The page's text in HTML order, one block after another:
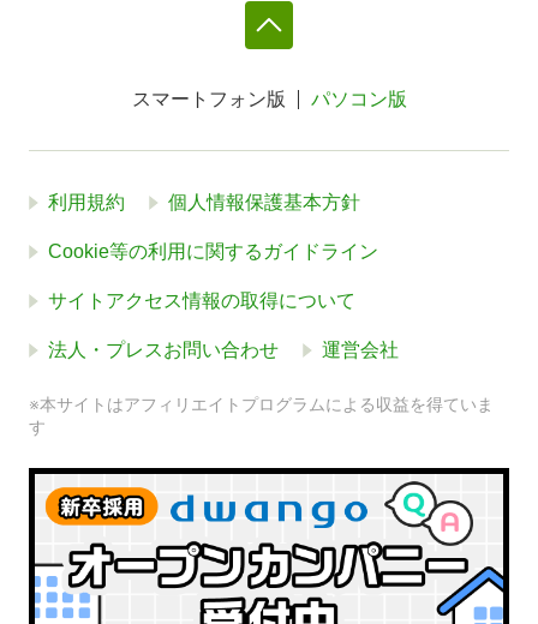
スマートフォン版 パソコン版
利用規約 個人情報保護基本方針
Cookie等の利用に関するガイドライン
サイトアクセス情報の取得について
法人・プレスお問い合わせ 運営会社
※本サイトはアフィリエイトプログラムによる収益を得ていま
す